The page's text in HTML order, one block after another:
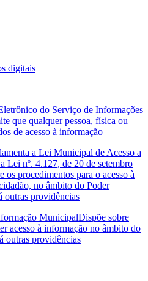
digitais
do Serviço de Informações
que qualquer pessoa, física ou
de acesso à informação
a Lei Municipal de Acesso a
Lei nº. 4.127, de 20 de setembro
os procedimentos para o acesso à
no âmbito do Poder
providências
MunicipalDispõe sobre
acesso à informação no âmbito do
outras providências